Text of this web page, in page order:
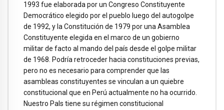
1993 fue elaborada por un Congreso Constituyente
Democrático elegido por el pueblo luego del autogolpe
de 1992, y la Constitución de 1979 por una Asamblea
Constituyente elegida en el marco de un gobierno
militar de facto al mando del país desde el golpe militar
de 1968. Podría retroceder hacia constituciones previas,
pero no es necesario para comprender que las
asambleas constituyentes se vinculan a un quiebre
constitucional que en Perú actualmente no ha ocurrido.
Nuestro Pals tiene su régimen constitucional